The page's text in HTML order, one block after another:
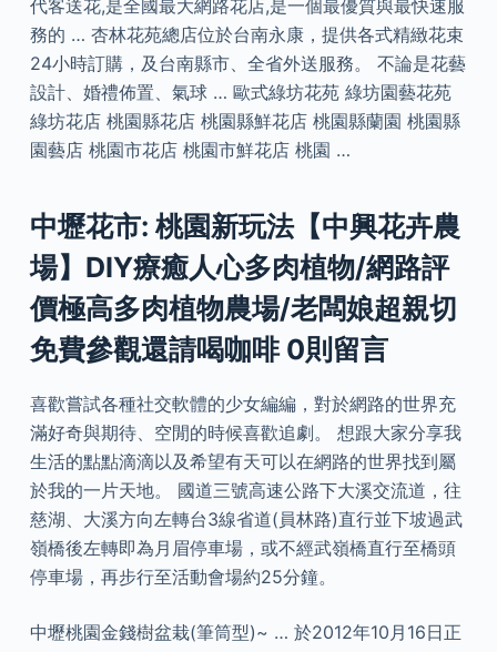
代客送花,是全國最大網路花店,是一個最優質與最快速服
務的 … 杏林花苑總店位於台南永康，提供各式精緻花束
24小時訂購，及台南縣市、全省外送服務。 不論是花藝
設計、婚禮佈置、氣球 … 歐式綠坊花苑 綠坊園藝花苑
綠坊花店 桃園縣花店 桃園縣鮮花店 桃園縣蘭園 桃園縣
園藝店 桃園市花店 桃園市鮮花店 桃園 …
中壢花市: 桃園新玩法【中興花卉農
場】DIY療癒人心多肉植物/網路評
價極高多肉植物農場/老闆娘超親切
免費參觀還請喝咖啡 0則留言
喜歡嘗試各種社交軟體的少女編編，對於網路的世界充
滿好奇與期待、空閒的時候喜歡追劇。 想跟大家分享我
生活的點點滴滴以及希望有天可以在網路的世界找到屬
於我的一片天地。 國道三號高速公路下大溪交流道，往
慈湖、大溪方向左轉台3線省道(員林路)直行並下坡過武
嶺橋後左轉即為月眉停車場，或不經武嶺橋直行至橋頭
停車場，再步行至活動會場約25分鐘。
中壢桃園金錢樹盆栽(筆筒型)~ … 於2012年10月16日正